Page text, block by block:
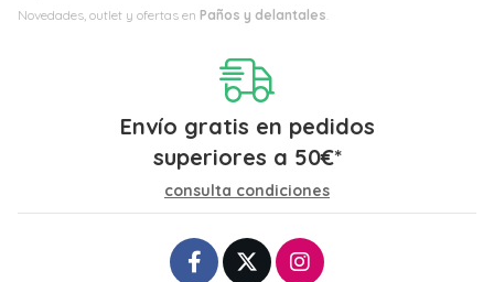
Novedades, outlet y ofertas en Paños y delantales.
Envío gratis en pedidos
superiores a 50€*
consulta condiciones